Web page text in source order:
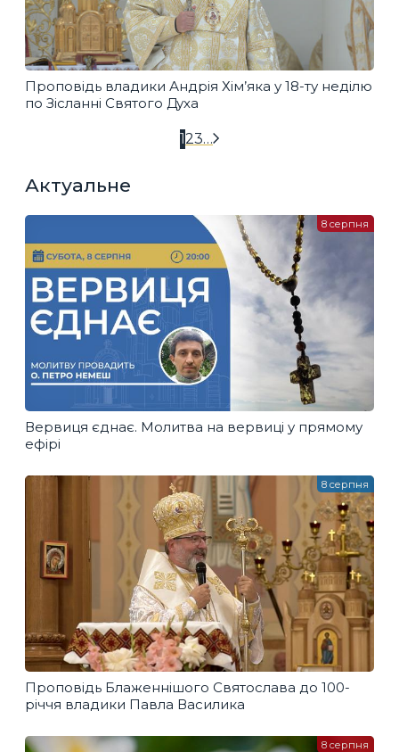
Проповідь владики Андрія Хім’яка у 18-ту неділю
по Зісланні Святого Духа
123…
Актуальне
Вервиця єднає. Молитва на вервиці у прямому
ефірі
8 серпня
Проповідь Блаженнішого Святослава до 100-
річчя владики Павла Василика
8 серпня
8 серпня